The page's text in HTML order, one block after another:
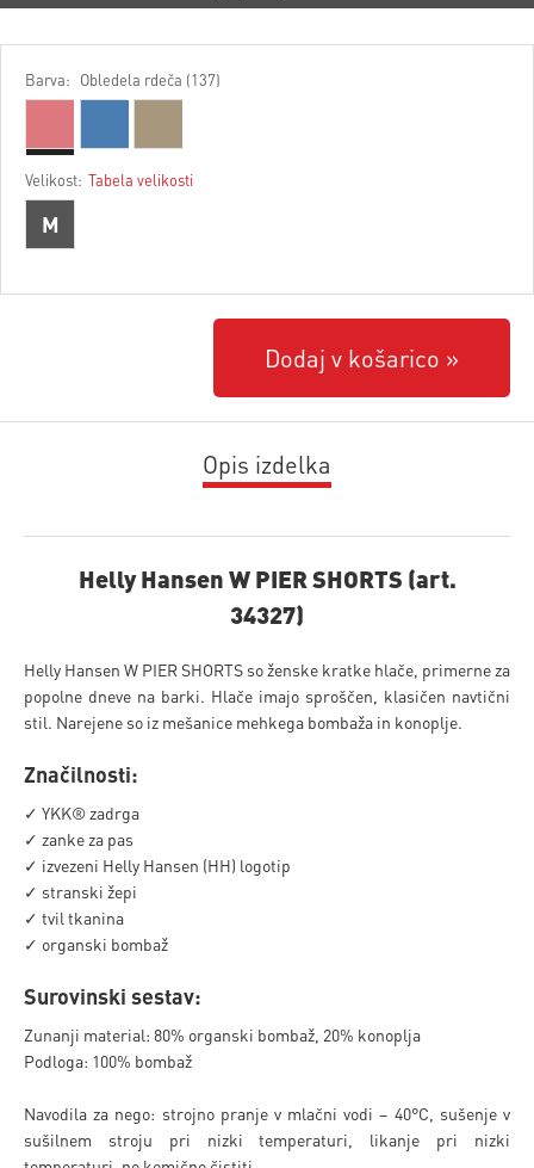
Barva: Obledela rdeča (137)
Velikost: Tabela velikosti
M
Dodaj v košarico
Opis izdelka
Helly Hansen W PIER SHORTS (art.
34327)
Helly Hansen W PIER SHORTS so ženske kratke hlače, primerne za
popolne dneve na barki. Hlače imajo sproščen, klasičen navtični
stil. Narejene so iz mešanice mehkega bombaža in konoplje.
Značilnosti:
✓ YKK® zadrga
✓ zanke za pas
✓ izvezeni Helly Hansen (HH) logotip
✓ stranski žepi
✓ tvil tkanina
✓ organski bombaž
Surovinski sestav:
Zunanji material: 80% organski bombaž, 20% konoplja
Podloga: 100% bombaž
Navodila za nego: strojno pranje v mlačni vodi – 40°C, sušenje v
sušilnem stroju pri nizki temperaturi, likanje pri nizki